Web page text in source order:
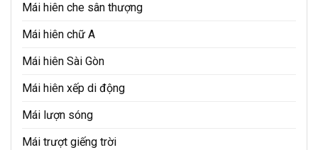
Mái hiên che sân thượng
Mái hiên chữ A
Mái hiên Sài Gòn
Mái hiên xếp di động
Mái lượn sóng
Mái trượt giếng trời